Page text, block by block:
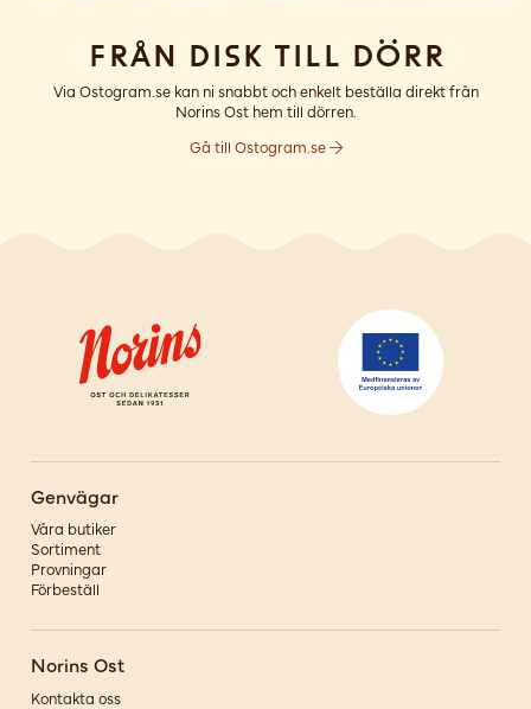
Från disk till dörr
Via Ostogram.se kan ni snabbt och enkelt beställa direkt från
Norins Ost hem till dörren.
Gå till Ostogram.se
Genvägar
Våra butiker
Sortiment
Provningar
Förbeställ
Norins Ost
Kontakta oss